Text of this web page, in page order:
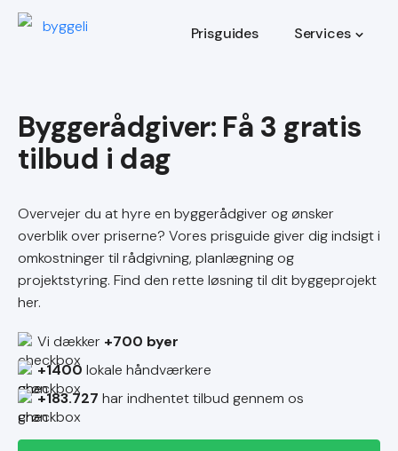
Prisguides Services
Byggerådgiver
Overvejer du at hyre en byggerådgiver og ønsker
overblik over priserne? Vores prisguide giver dig indsigt i
omkostninger til rådgivning, planlægning og
projektstyring. Find den rette løsning til dit byggeprojekt
her.
Vi dækker +700 byer
+1400 lokale håndværkere
+183.727 har indhentet tilbud gennem os